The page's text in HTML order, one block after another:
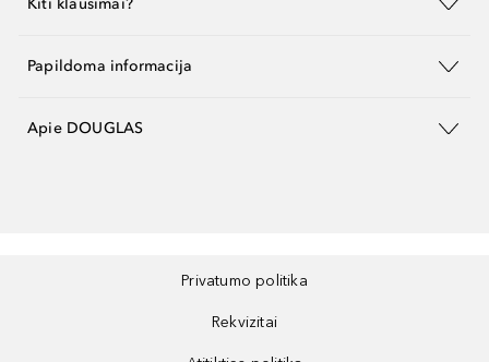
Kiti klausimai?
Papildoma informacija
Apie DOUGLAS
Privatumo politika
Rekvizitai